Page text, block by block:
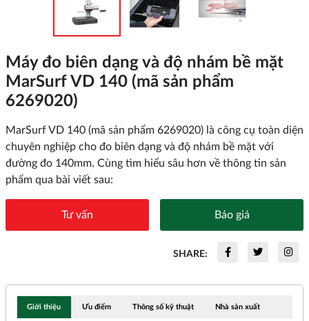
Máy đo biên dạng và độ nhám bề mặt
MarSurf VD 140 (mã sản phẩm
6269020)
MarSurf VD 140 (mã sản phẩm 6269020) là công cụ toàn diện
chuyên nghiệp cho đo biên dạng và độ nhám bề mặt với
đường đo 140mm. Cùng tìm hiểu sâu hơn về thông tin sản
phẩm qua bài viết sau:
Tư vấn Báo giá
SHARE:
Giới thiệu Ưu điểm Thông số kỹ thuật Nhà sản xuất